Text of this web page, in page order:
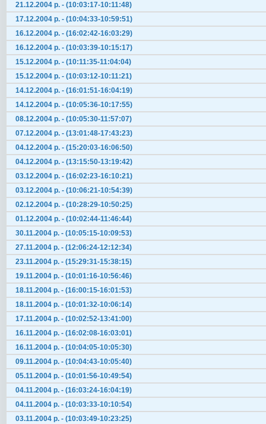
21.12.2004 р. - (10:03:17-10:11:48)
17.12.2004 р. - (10:04:33-10:59:51)
16.12.2004 р. - (16:02:42-16:03:29)
16.12.2004 р. - (10:03:39-10:15:17)
15.12.2004 р. - (10:11:35-11:04:04)
15.12.2004 р. - (10:03:12-10:11:21)
14.12.2004 р. - (16:01:51-16:04:19)
14.12.2004 р. - (10:05:36-10:17:55)
08.12.2004 р. - (10:05:30-11:57:07)
07.12.2004 р. - (13:01:48-17:43:23)
04.12.2004 р. - (15:20:03-16:06:50)
04.12.2004 р. - (13:15:50-13:19:42)
03.12.2004 р. - (16:02:23-16:10:21)
03.12.2004 р. - (10:06:21-10:54:39)
02.12.2004 р. - (10:28:29-10:50:25)
01.12.2004 р. - (10:02:44-11:46:44)
30.11.2004 р. - (10:05:15-10:09:53)
27.11.2004 р. - (12:06:24-12:12:34)
23.11.2004 р. - (15:29:31-15:38:15)
19.11.2004 р. - (10:01:16-10:56:46)
18.11.2004 р. - (16:00:15-16:01:53)
18.11.2004 р. - (10:01:32-10:06:14)
17.11.2004 р. - (10:02:52-13:41:00)
16.11.2004 р. - (16:02:08-16:03:01)
16.11.2004 р. - (10:04:05-10:05:30)
09.11.2004 р. - (10:04:43-10:05:40)
05.11.2004 р. - (10:01:56-10:49:54)
04.11.2004 р. - (16:03:24-16:04:19)
04.11.2004 р. - (10:03:33-10:10:54)
03.11.2004 р. - (10:03:49-10:23:25)